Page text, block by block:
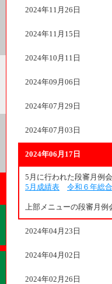
2024年11月26日
2024年11月15日
2024年10月11日
2024年09月06日
2024年07月29日
2024年07月03日
2024年06月17日
5月に行われた段審月例
5月成績表
令和６年総
上部メニューの段審月例
2024年04月23日
2024年04月02日
2024年02月26日